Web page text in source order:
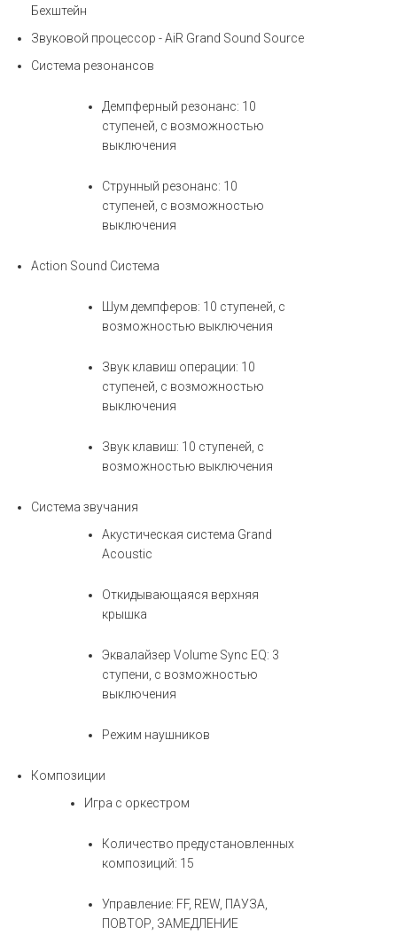
Бехштейн
Звуковой процессор - AiR Grand Sound Source
Система резонансов
Демпферный резонанс: 10
ступеней, с возможностью
выключения
Струнный резонанс: 10
ступеней, с возможностью
выключения
Action Sound Система
Шум демпферов: 10 ступеней, с
возможностью выключения
Звук клавиш операции: 10
ступеней, с возможностью
выключения
Звук клавиш: 10 ступеней, с
возможностью выключения
Система звучания
Акустическая система Grand
Acoustic
Откидывающаяся верхняя
крышка
Эквалайзер Volume Sync EQ: 3
ступени, с возможностью
выключения
Режим наушников
Композиции
Игра с оркестром
Количество предустановленных
композиций: 15
Управление: FF, REW, ПАУЗА,
ПОВТОР, ЗАМЕДЛЕНИЕ